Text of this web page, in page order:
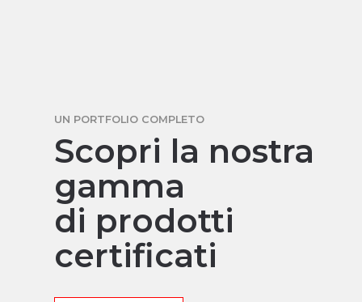
UN PORTFOLIO COMPLETO
Scopri la nostra
gamma
di prodotti
certificati